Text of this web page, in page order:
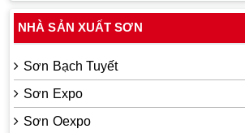
NHÀ SẢN XUẤT SƠN
Sơn Bạch Tuyết
Sơn Expo
Sơn Oexpo